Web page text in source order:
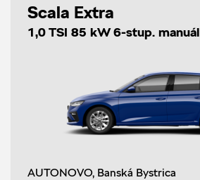
Scala Extra
1,0 TSI 85 kW 6-stup. manuál
AUTONOVO, Banská Bystrica